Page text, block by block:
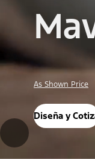
As Shown Price
Diseña y